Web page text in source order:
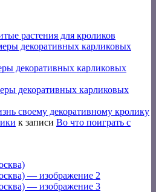
растения для кроликов
декоративных карликовых
декоративных карликовых
декоративных карликовых
своему декоративному кролику
к записи Во что поиграть с